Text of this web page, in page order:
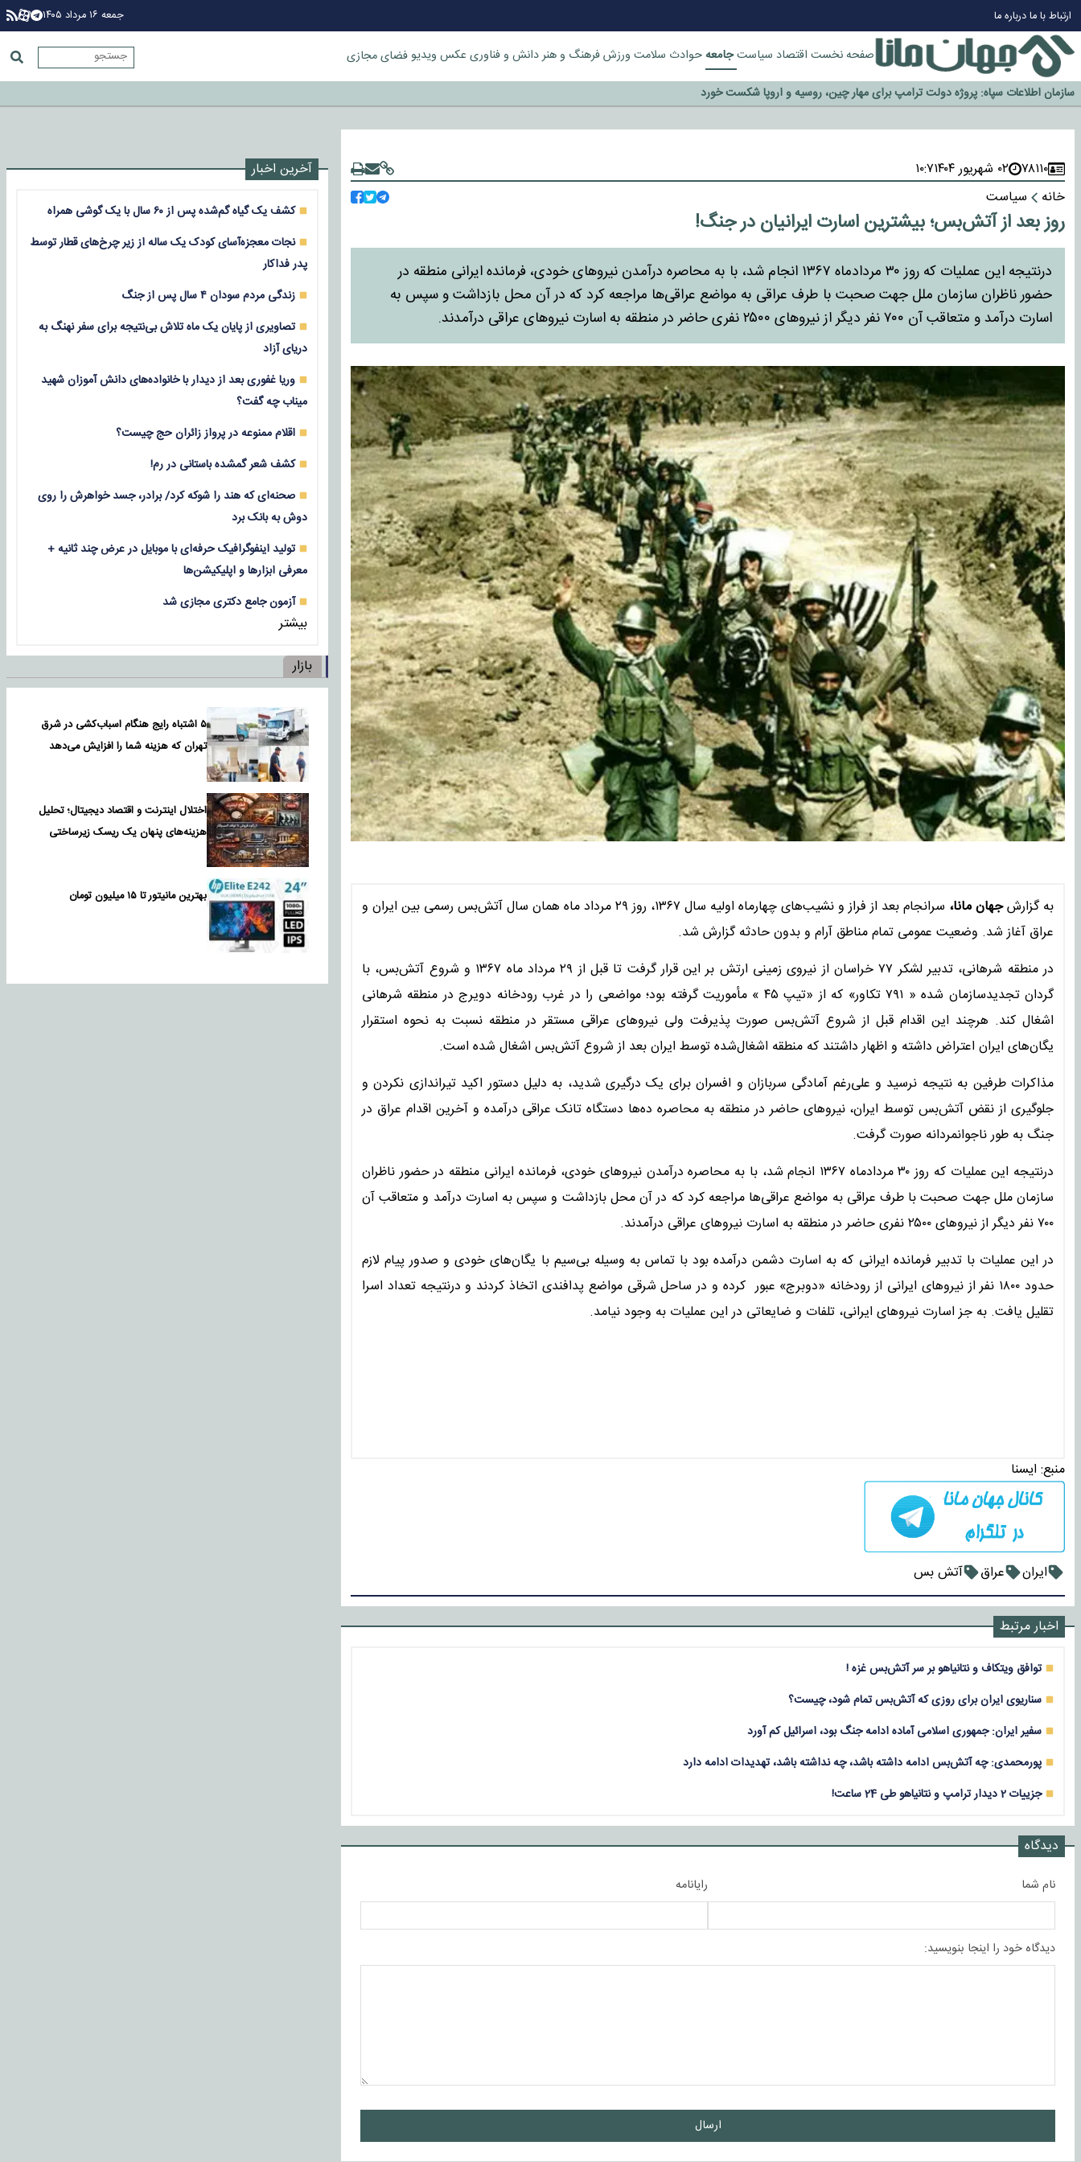
ارتباط با مادرباره ما جمعه ۱۶ مرداد ۱۴۰۵
صفحه نخست اقتصاد سیاستجامعه حوادث سلامت ورزشفرهنگ و هنردانش و فناوری عکس ویدیوفضای مجازی
چرا طلا دوباره افزایشی شد؟
گزینه جدایی اوسمار روی میز مدیران پرسپولیس
آیا رئیس جمهور آمریکا قانون را دور می‌زند؟
۷۸۱۱۰ ۰۲ شهریور ۱۴۰۴
۱۰:۷
خانه
سیاست
روز بعد از آتش‌بس؛ بیشترین اسارت ایرانیان در جنگ!
درنتیجه این عملیات که روز ۳۰ مردادماه ۱۳۶۷ انجام شد، با به محاصره درآمدن نیروهای خودی، فرمانده ایرانی منطقه در
حضور ناظران سازمان ملل جهت صحبت با طرف عراقی به مواضع عراقی‌ها مراجعه کرد که در آن محل بازداشت و سپس به
اسارت درآمد و متعاقب آن ۷۰۰ نفر دیگر از نیروهای ۲۵۰۰ نفری حاضر در منطقه به اسارت نیروهای عراقی درآمدند.
به گزارشجهان مانا،
سرانجام بعد از فراز و نشیب‌های چهارماه اولیه سال ۱۳۶۷، روز ۲۹ مرداد ماه همان سال آتش‌بس رسمی بین ایران و
عراق آغاز شد. وضعیت عمومی تمام مناطق آرام و بدون حادثه گزارش شد.
در منطقه شرهانی، تدبیر لشکر ۷۷ خراسان از نیروی زمینی ارتش بر این قرار گرفت تا قبل از ۲۹ مرداد ماه ۱۳۶۷ و شروع آتش‌بس، با
گردان تجدیدسازمان شده « ۷۹۱ تکاور» که از «تیپ ۴۵ » مأموریت گرفته بود؛ مواضعی را در غرب رودخانه دویرج در منطقه شرهانی
اشغال کند. هرچند این اقدام قبل از شروع آتش‌بس صورت پذیرفت ولی نیروهای عراقی مستقر در منطقه نسبت به نحوه استقرار
یگان‌های ایران اعتراض داشته و اظهار داشتند که منطقه اشغال‌شده توسط ایران بعد از شروع آتش‌بس اشغال شده است.
مذاکرات طرفین به نتیجه نرسید و علی‌رغم آمادگی سربازان و افسران برای یک درگیری شدید، به دلیل دستور اکید تیراندازی نکردن و
جلوگیری از نقض آتش‌بس توسط ایران، نیروهای حاضر در منطقه به محاصره ده‌ها دستگاه تانک عراقی درآمده و آخرین اقدام عراق در
جنگ به طور ناجوانمردانه صورت گرفت.
درنتیجه این عملیات که روز ۳۰ مردادماه ۱۳۶۷ انجام شد، با به محاصره درآمدن نیروهای خودی، فرمانده ایرانی منطقه در حضور ناظران
سازمان ملل جهت صحبت با طرف عراقی به مواضع عراقی‌ها مراجعه کرد که در آن محل بازداشت و سپس به اسارت درآمد و متعاقب آن
۷۰۰ نفر دیگر از نیروهای ۲۵۰۰ نفری حاضر در منطقه به اسارت نیروهای عراقی درآمدند.
در این عملیات با تدبیر فرمانده ایرانی که به اسارت دشمن درآمده بود با تماس به وسیله بی‌سیم با یگان‌های خودی و صدور پیام لازم
حدود ۱۸۰۰ نفر از نیروهای ایرانی از رودخانه «دوبرج» عبور کرده و در ساحل شرقی مواضع پدافندی اتخاذ کردند و درنتیجه تعداد اسرا
تقلیل یافت. به جز اسارت نیروهای ایرانی، تلفات و ضایعاتی در این عملیات به وجود نیامد.
منبع: ايسنا
ایران عراق آتش بس
اخبار مرتبط
توافق ویتکاف و نتانیاهو بر سر آتش‌بس غزه !
سناریوی ایران برای روزی که آتش‌بس تمام شود، چیست؟
سفیر ایران: جمهوری اسلامی آماده ادامه جنگ بود، اسرائیل کم آورد
پورمحمدی: چه آتش‌بس ادامه داشته باشد، چه نداشته باشد، تهدیدات ادامه دارد
جزییات 2 دیدار ترامپ و نتانیاهو طی 24 ساعت!
دیدگاه
نام شما رایانامه
دیدگاه خود را اینجا بنویسید:
ارسال
آخرین اخبار
کشف یک گیاه گم‌شده پس از ۶۰ سال با یک گوشی همراه
نجات معجزه‌آسای کودک یک ساله از زیر چرخ‌های قطار توسط
پدر فداکار
زندگی مردم سودان ۴ سال پس از جنگ
تصاویری از پایان یک ماه تلاش بی‌نتیجه برای سفر نهنگ به
دریای آزاد
وریا غفوری بعد از دیدار با خانواده‌های دانش آموزان شهید
میناب چه گفت؟
اقلام ممنوعه در پرواز زائران حج چیست؟
کشف شعر گمشده باستانی در رم!
صحنه‌ای که هند را شوکه کرد/ برادر، جسد خواهرش را روی
دوش به بانک برد
تولید اینفوگرافیک حرفه‌ای با موبایل در عرض چند ثانیه +
معرفی ابزارها و اپلیکیشن‌ها
آزمون جامع دکتری مجازی شد
بیشتر
بازار
۵ اشتباه رایج هنگام اسباب‌کشی در شرق
تهران که هزینه شما را افزایش می‌دهد
اختلال اینترنت و اقتصاد دیجیتال؛ تحلیل
هزینه‌های پنهان یک ریسک زیرساختی
بهترین مانیتور تا ۱۵ میلیون تومان